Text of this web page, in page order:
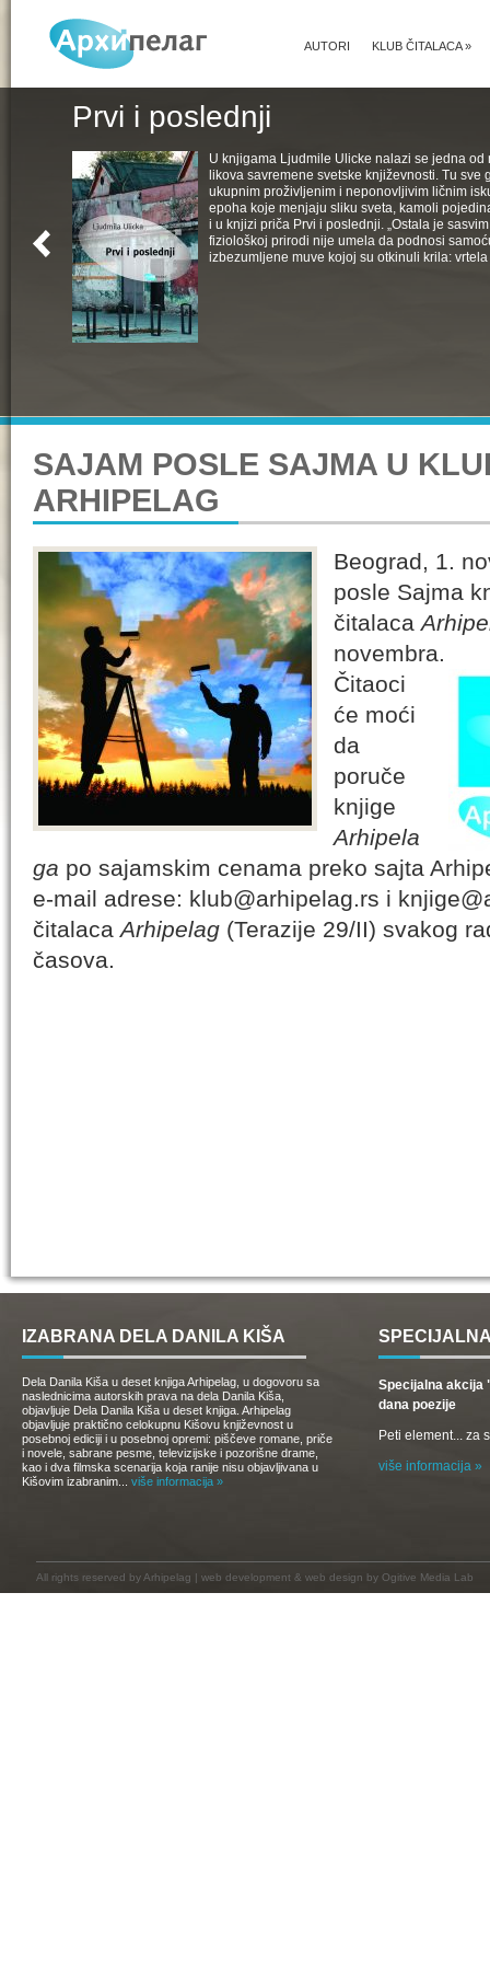
KLUB ČITALACA»
AUTORI
Prvi i poslednji
U knjigama Ljudmile Ulicke nalazi se jedna
likova savremene svetske književnosti. Tu sve
ukupnim proživljenim i neponovljivim ličnim
epoha koje menjaju sliku sveta, kamoli
i u knjizi priča Prvi i poslednji. „Ostala je
fiziološkoj prirodi nije umela da podnosi
izbezumljene muve kojoj su otkinuli krila:
SAJAM POSLE SAJMA U
ARHIPELAG
Beograd, 1.
posle Sajma
čitalaca
novembra.
Čitaoci
će moći
da
poruče
knjige
Arhipela
ga po sajamskim cenama preko sajta
e-mail adrese: klub@arhipelag.rs i
čitalacaArhipelag (Terazije 29/II) svakog
časova.
IZABRANA DELA DANILA KIŠA
Dela Danila Kiša u deset knjiga Arhipelag, u dogovoru sa
naslednicima autorskih prava na dela Danila Kiša,
objavljuje Dela Danila Kiša u deset knjiga. Arhipelag
objavljuje praktično celokupnu Kišovu književnost u
posebnoj ediciji i u posebnoj opremi: piščeve romane, priče
i novele, sabrane pesme, televizijske i pozorišne drame,
kao i dva filmska scenarija koja ranije nisu objavljivana u
Kišovim izabranim... više informacija »
Specijalna akcija
dana poezije
Peti element... za
više informacija »
All rights reserved by Arhipelag | web development & web design by Ogitive Media Lab